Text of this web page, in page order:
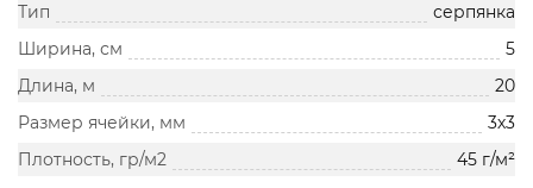
Тип
серпянка
Ширина, см
5
Длина, м
20
Размер ячейки, мм
3х3
Плотность, гр/м2
45 г/м²